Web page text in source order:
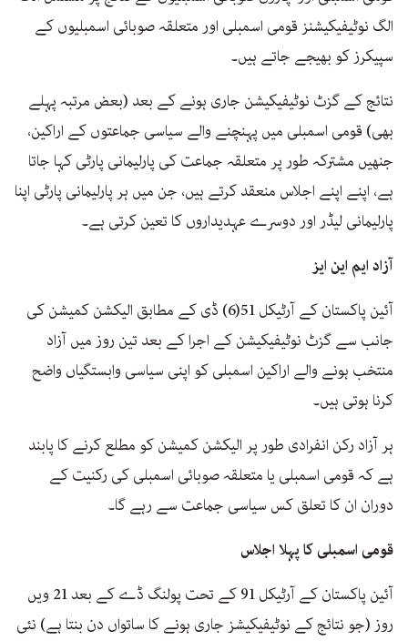
الگ نوٹیفیکیشنز قومی اسمبلی اور متعلقہ صوبائی اسمبلیوں کے
سپیکرز کو بھیجے جاتے ہیں۔
نتائج کے گزٹ نوٹیفیکیشن جاری ہونے کے بعد (بعض مرتبہ پہلے
بھی) قومی اسمبلی میں پہنچنے والے سیاسی جماعتوں کے اراکین،
جنھیں مشترکہ طور پر متعلقہ جماعت کی پارلیمانی پارٹی کہا جاتا
ہے، اپنے اپنے اجلاس منعقد کرتے ہیں، جن میں ہر پارلیمانی پارٹی اپنا
پارلیمانی لیڈر اور دوسرے عہدیداروں کا تعین کرتی ہے۔
آزاد ایم این ایز
آئین پاکستان کے آرٹیکل 51(6) ڈی کے مطابق الیکشن کمیشن کی
جانب سے گزٹ نوٹیفیکیشن کے اجرا کے بعد تین روز میں آزاد
منتخب ہونے والے اراکین اسمبلی کو اپنی سیاسی وابستگیاں واضح
کرنا ہوتی ہیں۔
ہر آزاد رکن انفرادی طور پر الیکشن کمیشن کو مطلع کرنے کا پابند
ہے کہ قومی اسمبلی یا متعلقہ صوبائی اسمبلی کی رکنیت کے
دوران ان کا تعلق کس سیاسی جماعت سے رہے گا۔
قومی اسمبلی کا پہلا اجلاس
آئین پاکستان کے آرٹیکل 91 کے تحت پولنگ ڈے کے بعد 21 ویں
روز (جو نتائج کے نوٹیفیکیشز جاری ہونے کا ساتواں دن بنتا ہے) نئی